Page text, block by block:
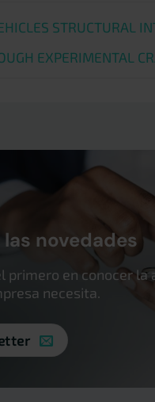
STRUCTURAL
EXPERIMENTAL
novedades
primero en conocer la
necesita.